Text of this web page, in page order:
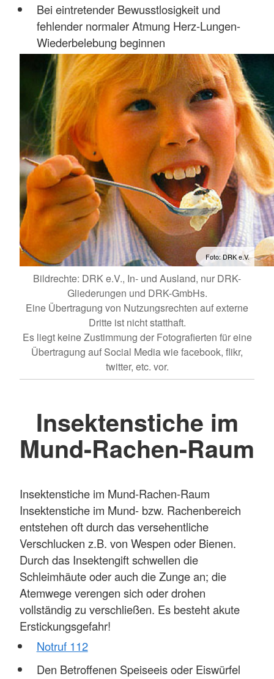
Bei eintretender Bewusstlosigkeit und
fehlender normaler Atmung Herz-Lungen-
Wiederbelebung beginnen
Foto: DRK e.V.
Bildrechte: DRK e.V., In- und Ausland, nur DRK-
Gliederungen und DRK-GmbHs.
Eine Übertragung von Nutzungsrechten auf externe
Dritte ist nicht statthaft.
Es liegt keine Zustimmung der Fotografierten für eine
Übertragung auf Social Media wie facebook, flikr,
twitter, etc. vor.
Insektenstiche im
Mund-Rachen-Raum
Insektenstiche im Mund-Rachen-Raum
Insektenstiche im Mund- bzw. Rachenbereich
entstehen oft durch das versehentliche
Verschlucken z.B. von Wespen oder Bienen.
Durch das Insektengift schwellen die
Schleimhäute oder auch die Zunge an; die
Atemwege verengen sich oder drohen
vollständig zu verschließen. Es besteht akute
Erstickungsgefahr!
Notruf 112
Den Betroffenen Speiseeis oder Eiswürfel